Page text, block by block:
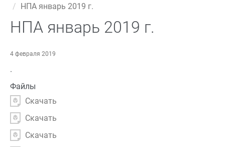
НПА январь 2019 г.
НПА январь 2019 г.
4 февраля 2019
.
Файлы
Скачать
Скачать
Скачать